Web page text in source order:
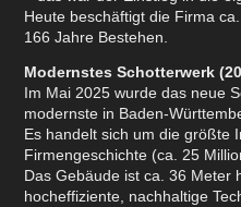
Heute beschäftigt die Firma
166 Jahre Bestehen.
Modernstes Schotterwerk
Im Mai 2025 wurde das neue
modernste in Baden-
Es handelt sich um die größte
Firmengeschichte (ca. 25
Das Gebäude ist ca. 36 Meter
hocheffiziente, nachhaltige